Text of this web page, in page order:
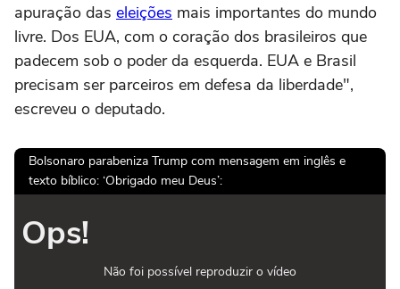
apuração das eleições mais importantes do mundo
livre. Dos EUA, com o coração dos brasileiros que
padecem sob o poder da esquerda. EUA e Brasil
precisam ser parceiros em defesa da liberdade",
escreveu o deputado.
Bolsonaro parabeniza Trump com mensagem em inglês e
texto bíblico: ‘Obrigado meu Deus’:
Ops!
Não foi possível reproduzir o vídeo